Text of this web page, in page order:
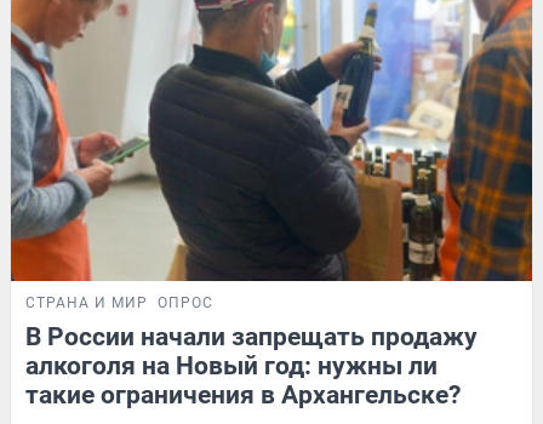
СТРАНА И МИР ОПРОС
В России начали запрещать продажу
алкоголя на Новый год: нужны ли
такие ограничения в Архангельске?